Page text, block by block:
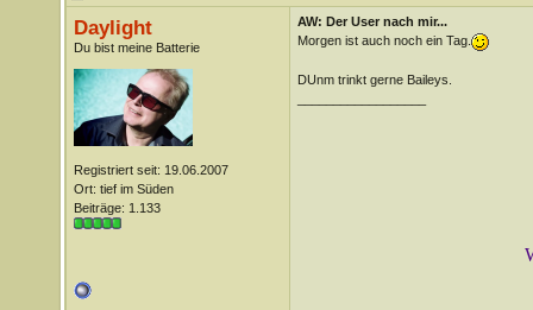
Daylight
Du bist meine Batterie
Registriert seit: 19.06.2007
Ort: tief im Süden
Beiträge: 1.133
AW: Der User nach mir...
Morgen ist auch noch ein Tag.
DUnm trinkt gerne Baileys.